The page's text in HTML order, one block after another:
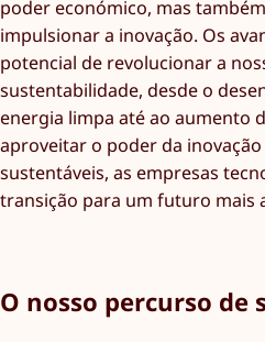
poder económico, mas
impulsionar a inovação. Os
potencial de revolucionar a
sustentabilidade, desde o
energia limpa até ao aumento
aproveitar o poder da
sustentáveis, as empresas
transição para um futuro mais
O nosso percurso